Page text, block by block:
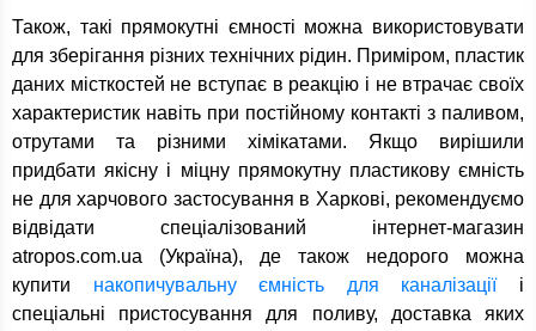
Також, такі прямокутні ємності можна використовувати
для зберігання різних технічних рідин. Приміром, пластик
даних місткостей не вступає в реакцію і не втрачає своїх
характеристик навіть при постійному контакті з паливом,
отрутами та різними хімікатами. Якщо вирішили
придбати якісну і міцну прямокутну пластикову ємність
не для харчового застосування в Харкові, рекомендуємо
відвідати спеціалізований інтернет-магазин
atropos.com.ua (Україна), де також недорого можна
купити накопичувальну ємність для каналізаціїі
спеціальні пристосування для поливу, доставка яких